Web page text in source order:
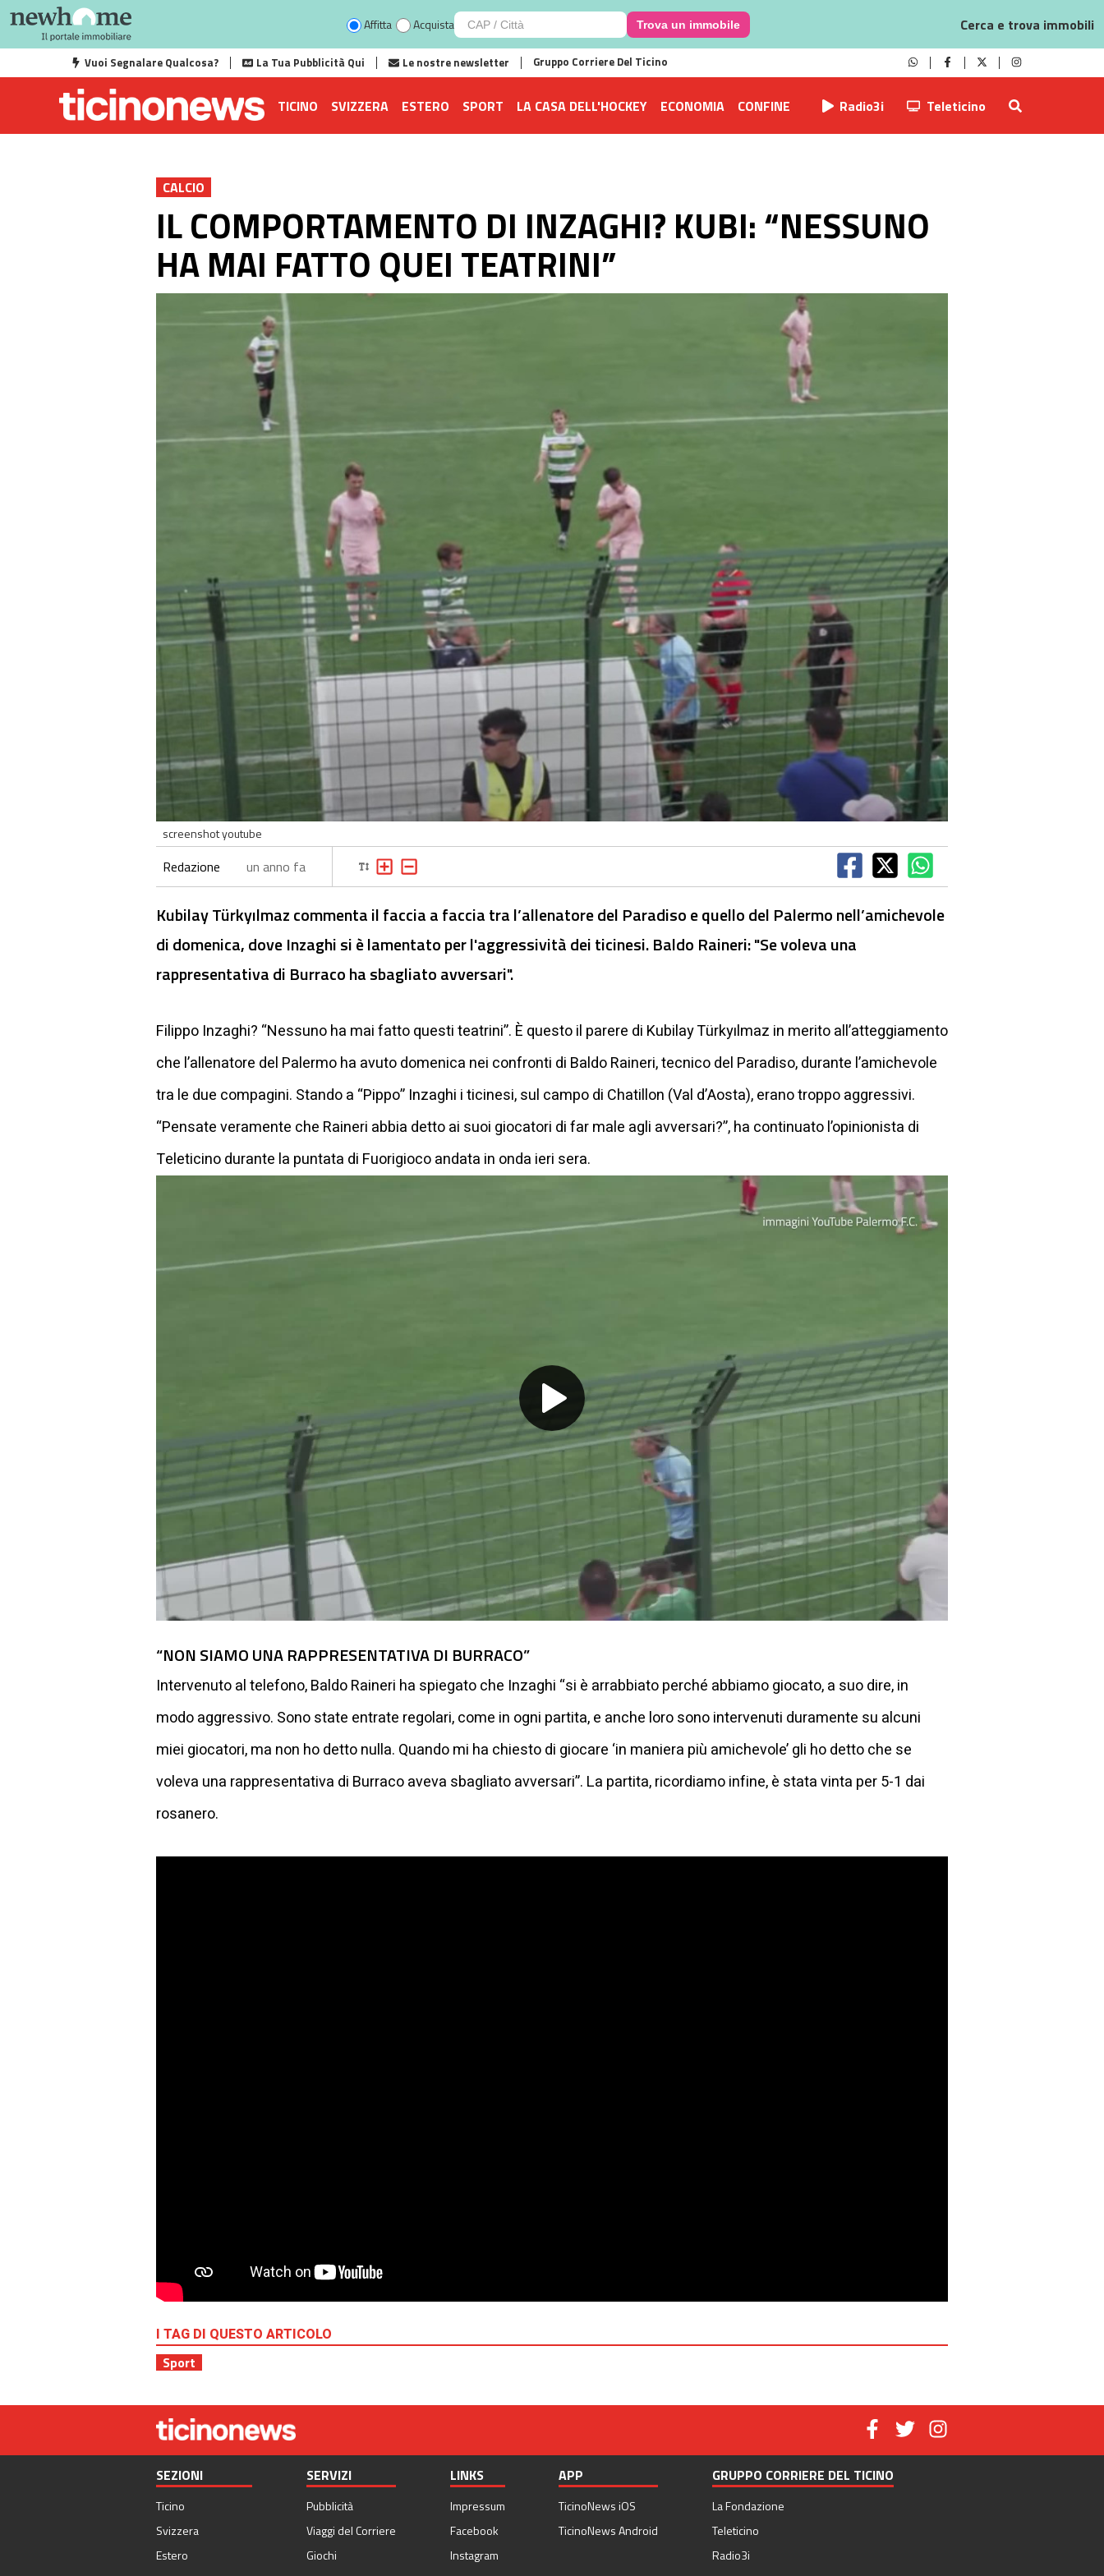
Affitta Acquista Trova un immobile Cerca e trova immobili
Vuoi Segnalare Qualcosa? La Tua Pubblicità Qui Le nostre newsletter Gruppo Corriere Del Ticino
TICINO SVIZZERA ESTERO SPORT LA CASA DELL'HOCKEY ECONOMIA CONFINE Radio3i Teleticino
CALCIO
IL COMPORTAMENTO DI INZAGHI? KUBI: “NESSUNO
HA MAI FATTO QUEI TEATRINI”
screenshot youtube
Redazione un anno fa
Kubilay Türkyılmaz commenta il faccia a faccia tra l’allenatore del Paradiso e quello del Palermo nell’amichevole
di domenica, dove Inzaghi si è lamentato per l'aggressività dei ticinesi. Baldo Raineri: "Se voleva una
rappresentativa di Burraco ha sbagliato avversari".
Filippo Inzaghi? “Nessuno ha mai fatto questi teatrini”. È questo il parere di Kubilay Türkyılmaz in merito all’atteggiamento
che l’allenatore del Palermo ha avuto domenica nei confronti di Baldo Raineri, tecnico del Paradiso, durante l’amichevole
tra le due compagini. Stando a “Pippo” Inzaghi i ticinesi, sul campo di Chatillon (Val d’Aosta), erano troppo aggressivi.
“Pensate veramente che Raineri abbia detto ai suoi giocatori di far male agli avversari?”, ha continuato l’opinionista di
Teleticino durante la puntata di Fuorigioco andata in onda ieri sera.
Play
Video
“NON SIAMO UNA RAPPRESENTATIVA DI BURRACO”
Intervenuto al telefono, Baldo Raineri ha spiegato che Inzaghi “si è arrabbiato perché abbiamo giocato, a suo dire, in
modo aggressivo. Sono state entrate regolari, come in ogni partita, e anche loro sono intervenuti duramente su alcuni
miei giocatori, ma non ho detto nulla. Quando mi ha chiesto di giocare ‘in maniera più amichevole’ gli ho detto che se
voleva una rappresentativa di Burraco aveva sbagliato avversari”. La partita, ricordiamo infine, è stata vinta per 5-1 dai
rosanero.
I TAG DI QUESTO ARTICOLO
Sport
SEZIONI
Ticino
Svizzera
Estero
SERVIZI
Pubblicità
Viaggi del Corriere
Giochi
LINKS
Impressum
Facebook
Instagram
APP
TicinoNews iOS
TicinoNews Android
GRUPPO CORRIERE DEL TICINO
La Fondazione
Teleticino
Radio3i